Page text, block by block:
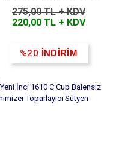
275,00 TL + KDV
220,00 TL + KDV
%20 İNDİRİM